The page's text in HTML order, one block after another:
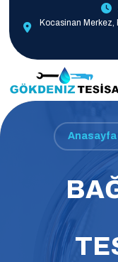
Kocasinan Merkez,
Anasayfa